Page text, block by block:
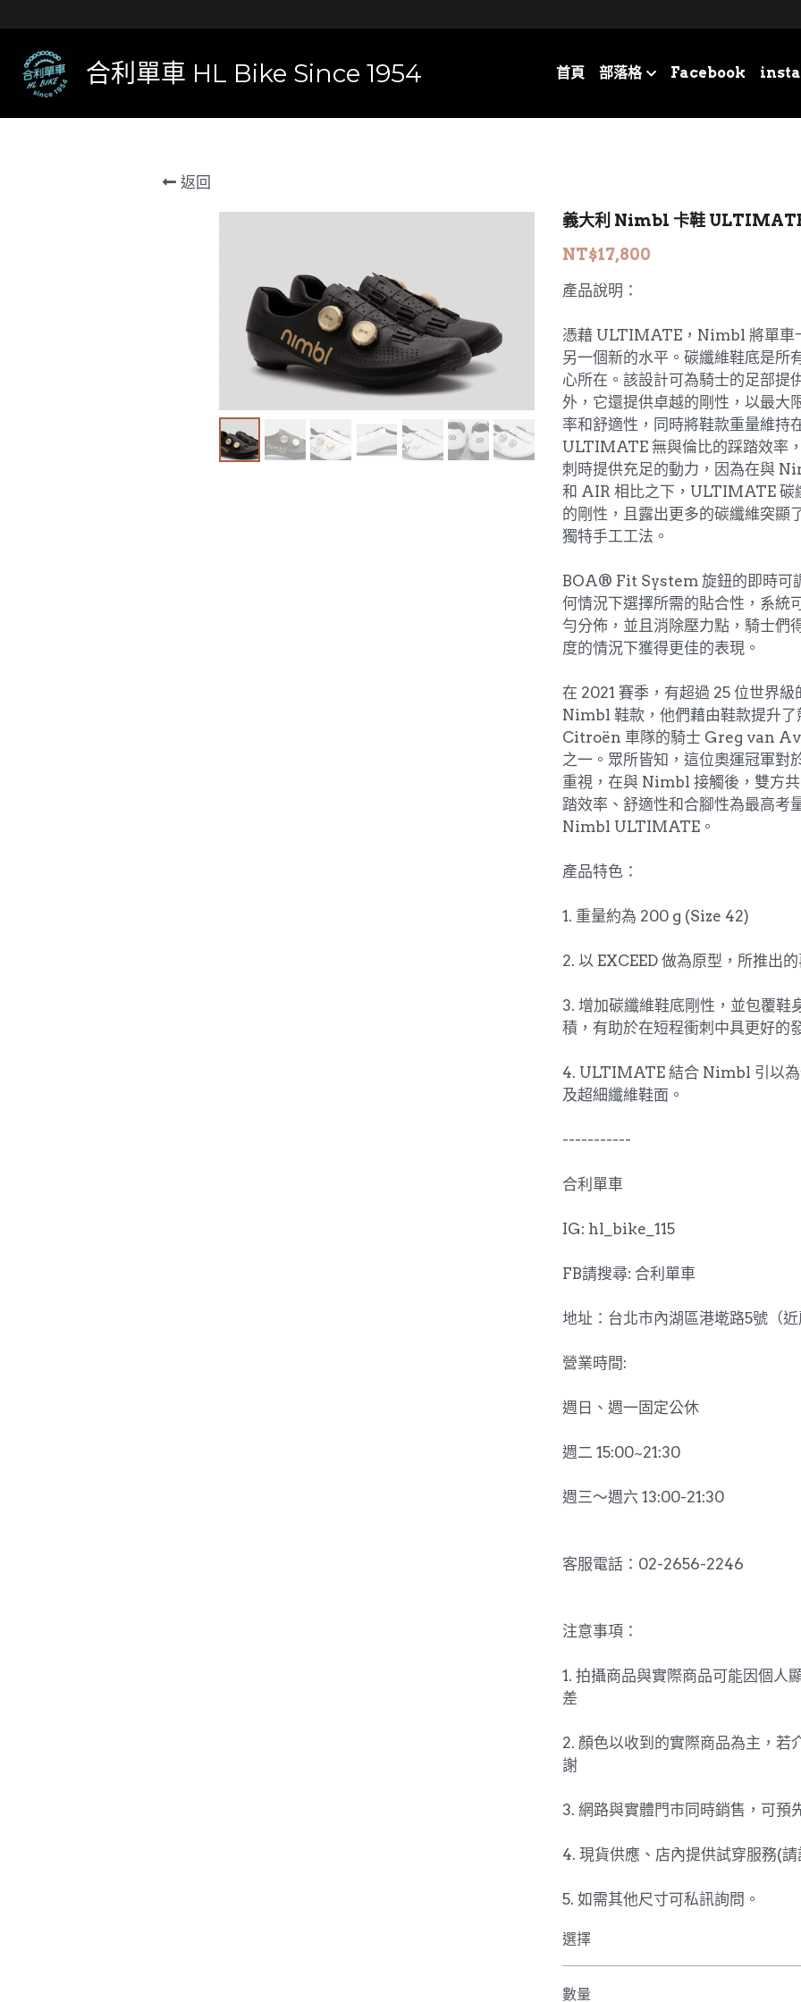
合利單車 HL Bike Since 1954 首頁 部落格 Facebook
返回
義大利 Nimbl 卡鞋
NT$17,800
產品說明：
憑藉 ULTIMATE，Nimbl 將單車
另一個新的水平。碳纖維鞋底是
心所在。該設計可為騎士的足部提
外，它還提供卓越的剛性，以最大
率和舒適性，同時將鞋款重量維持
ULTIMATE 無與倫比的踩踏效率
刺時提供充足的動力，因為在與
和 AIR 相比之下，ULTIMATE 碳
的剛性，且露出更多的碳纖維突
獨特手工工法。
BOA® Fit System 旋鈕的即時可
何情況下選擇所需的貼合性，系統
勻分佈，並且消除壓力點，騎士們
度的情況下獲得更佳的表現。
在 2021 賽季，有超過 25 位世界級
Nimbl 鞋款，他們藉由鞋款提升
Citroën 車隊的騎士 Greg van
之一。眾所皆知，這位奧運冠軍對
重視，在與 Nimbl 接觸後，雙方
踏效率、舒適性和合腳性為最高考
Nimbl ULTIMATE。
產品特色：
1. 重量約為 200 g (Size 42)
2. 以 EXCEED 做為原型，所推出的
3. 增加碳纖維鞋底剛性，並包覆鞋
積，有助於在短程衝刺中具更好的
4. ULTIMATE 結合 Nimbl 引以為
及超細纖維鞋面。
-----------
合利單車
IG: hl_bike_115
FB請搜尋: 合利單車
地址：台北市內湖區港墘路5號（
營業時間:
週日、週一固定公休
週二 15:00~21:30
週三～週六 13:00-21:30
客服電話：02-2656-2246
注意事項：
1. 拍攝商品與實際商品可能因個人
差
2. 顏色以收到的實際商品為主，若
謝
3. 網路與實體門市同時銷售，可預
4. 現貨供應、店內提供試穿服務(請
5. 如需其他尺寸可私訊詢問。
選擇
數量